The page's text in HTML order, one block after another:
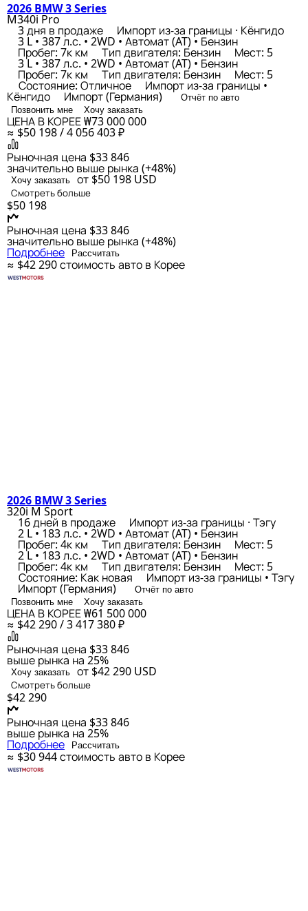
2026 BMW 3 Series
M340i Pro
3 дня в продаже Импорт из-за границы · Кёнгидо
3 L • 387 л.с. • 2WD • Автомат (AT) • Бензин
Пробег: 7к км Тип двигателя: Бензин Мест: 5
3 L • 387 л.с. • 2WD • Автомат (AT) • Бензин
Пробег: 7к км Тип двигателя: Бензин Мест: 5
Состояние: Отличное Импорт из-за границы •
Кёнгидо Импорт (Германия)
Отчёт по авто
Позвонить мне
Хочу заказать
ЦЕНА В КОРЕЕ₩73 000 000
≈ $50 198 / 4 056 403 ₽
Рыночная цена $33 846
значительно выше рынка (+48%)
Хочу заказать от $50 198 USD
Смотреть больше
$50 198
Рыночная цена $33 846
значительно выше рынка (+48%)
Подробнее Рассчитать
≈ $42 290стоимость авто в Корее
2026 BMW 3 Series
320i M Sport
16 дней в продаже Импорт из-за границы · Тэгу
2 L • 183 л.с. • 2WD • Автомат (AT) • Бензин
Пробег: 4к км Тип двигателя: Бензин Мест: 5
2 L • 183 л.с. • 2WD • Автомат (AT) • Бензин
Пробег: 4к км Тип двигателя: Бензин Мест: 5
Состояние: Как новая Импорт из-за границы • Тэгу
Импорт (Германия)
Отчёт по авто
Позвонить мне
Хочу заказать
ЦЕНА В КОРЕЕ₩61 500 000
≈ $42 290 / 3 417 380 ₽
Рыночная цена $33 846
выше рынка на 25%
Хочу заказать от $42 290 USD
Смотреть больше
$42 290
Рыночная цена $33 846
выше рынка на 25%
Подробнее Рассчитать
≈ $30 944стоимость авто в Корее